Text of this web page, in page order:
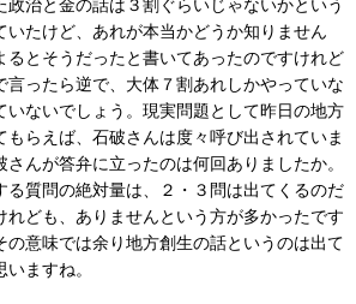
政治と金の話は３割ぐらいじゃないかという
いたけど、あれが本当かどうか知りません
るとそうだったと書いてあったのですけれど
言ったら逆で、大体７割あれしかやっていな
いないでしょう。現実問題として昨日の地方
もらえば、石破さんは度々呼び出されていま
さんが答弁に立ったのは何回ありましたか。
る質問の絶対量は、２・３問は出てくるのだ
れども、ありませんという方が多かったです
の意味では余り地方創生の話というのは出て
ますね。